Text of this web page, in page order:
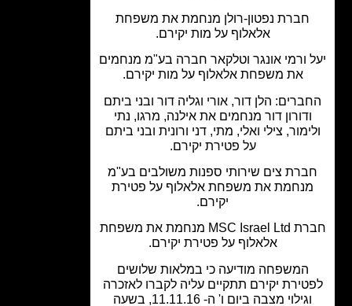
חברת נפטון-רולן מנחמת את משפחת
אלאלוף על מות יקירם.
ורמי אונגר וטלקאר חברה בע"מ מנחמים
את משפחת אלאלוף על מות יקירם.
הלן דור, אורי וגליה דור ובני ביתם
ודורון דור מנחמים את אילנה, מרגו, נתי
צילי ואלי, מתי, דני ורונית ובני ביתם
על פטירת יקירם.
צים שירותי ספנות משולבים בע"מ
את משפחת אלאלוף על פטירת
חברת MSC Israel Ltd מנחמת את משפחת
אלאלוף על פטירת יקירם.
המשפחה מודיעה כי במלאות שלושים
יקירם תתקיים עליה לקברו לאזכרה
וגילוי מצבה ביום ו' ה- 11.11.16, בשעה